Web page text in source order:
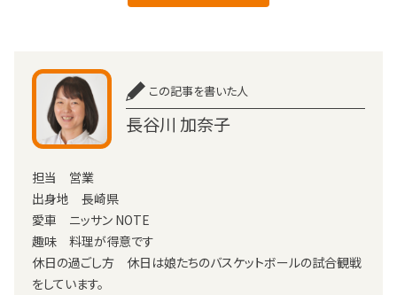
この記事を書いた人
長谷川 加奈子
担当 営業
出身地 長崎県
愛車 ニッサン NOTE
趣味 料理が得意です
休日の過ごし方 休日は娘たちのバスケットボールの試合観戦
をしています。